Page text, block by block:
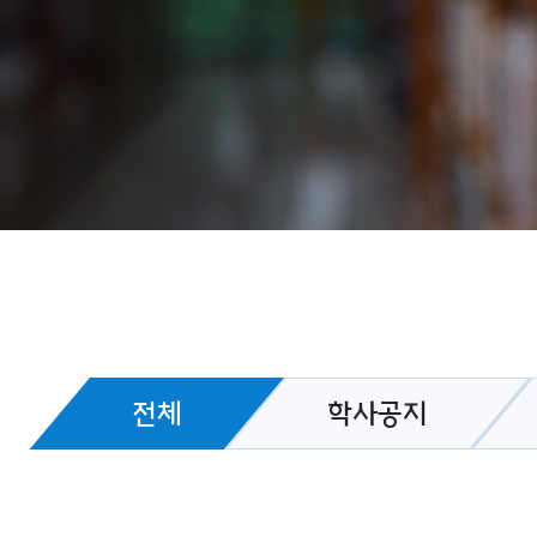
전체 학사공지